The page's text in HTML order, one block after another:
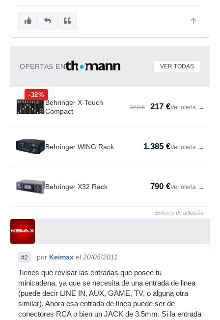
OFERTAS EN VER TODAS
-32%
Behringer X-Touch
Compact
320 € 217 €Ver oferta →
Behringer WING Rack 1.385 €Ver oferta →
Behringer X32 Rack 790 €Ver oferta →
Enlaces de afiliación
#2 por Keimax el 20/05/2011
Tienes que revisar las entradas que posee tu
minicadena, ya que se necesita de una entrada de linea
(puede decir LINE IN, AUX, GAME, TV, o alguna otra
similar). Ahora esa entrada de línea puede ser de
conectores RCA o bien un JACK de 3.5mm. Si la entrada